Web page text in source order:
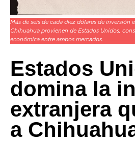
Más de seis de cada diez dólares de inversión
Chihuahua provienen de Estados Unidos,
económica entre ambos mercados.
Estados
domina la
extranjera
a